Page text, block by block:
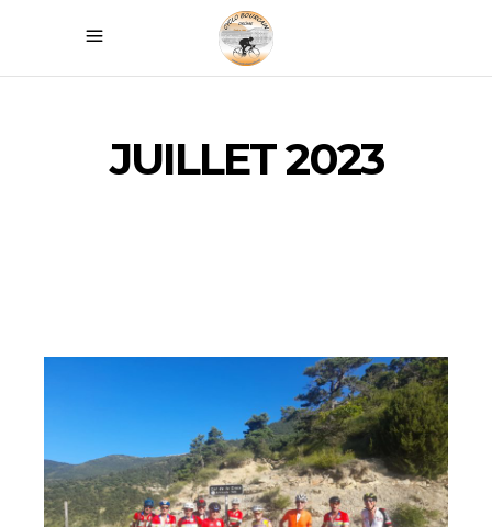
JUILLET 2023